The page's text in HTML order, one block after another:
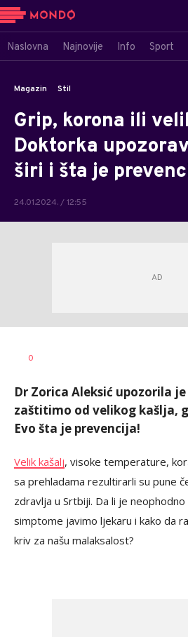
Naslovna Najnovije Info Sport
Magazin Stil
Grip, korona ili
Doktorka
širi i šta je
24.01.2024. / 12:55
AUTOR
0
Dr Zorica Aleksić upozorila
zaštitimo od velikog kašlja,
Evo šta je prevencija!
Velik kašalj, visoke temperature,
sa prehladama rezultirarli su pune
zdravlja u Srtbiji. Da li je
simptome javimo ljekaru i kako da
kriv za našu malaksalost?